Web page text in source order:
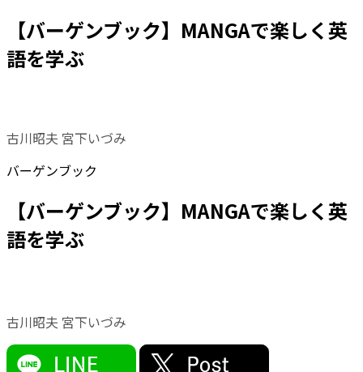
【バーゲンブック】MANGAで楽しく英
語を学ぶ
古川昭夫 宮下いづみ
バーゲンブック
【バーゲンブック】MANGAで楽しく英
語を学ぶ
古川昭夫 宮下いづみ